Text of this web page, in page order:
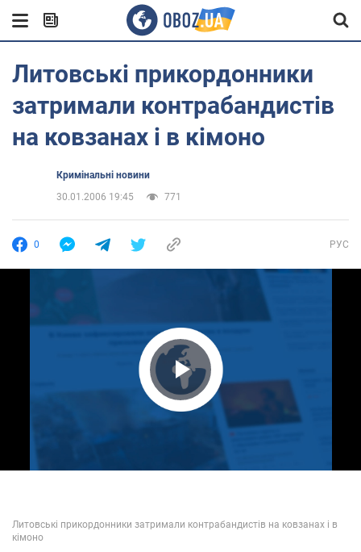
Литовські прикордонники
затримали контрабандистів
на ковзанах і в кімоно
Кримінальні новини
30.01.2006 19:45
771
0 РУС
Play Video